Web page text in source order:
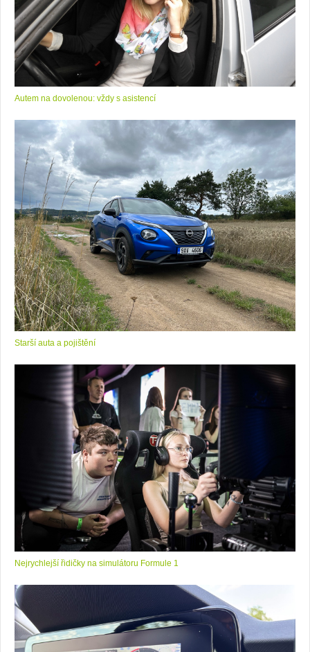
Autem na dovolenou: vždy s asistencí
Starší auta a pojištění
Nejrychlejší řidičky na simulátoru Formule 1